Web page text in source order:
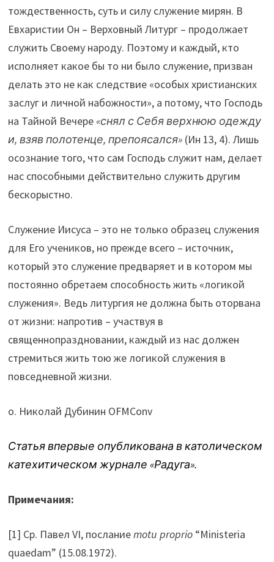
тождественность, суть и силу служение мирян. В
Евхаристии Он – Верховный Литург – продолжает
служить Своему народу. Поэтому и каждый, кто
исполняет какое бы то ни было служение, призван
делать это не как следствие «особых христианских
заслуг и личной набожности», а потому, что Господь
на Тайной Вечере«снял с Себя верхнюю одежду
и, взяв полотенце, препоясался» (Ин 13, 4). Лишь
осознание того, что сам Господь служит нам, делает
нас способными действительно служить другим
бескорыстно.
Служение Иисуса – это не только образец служения
для Его учеников, но прежде всего – источник,
который это служение предваряет и в котором мы
постоянно обретаем способность жить «логикой
служения». Ведь литургия не должна быть оторвана
от жизни: напротив – участвуя в
священнопраздновании, каждый из нас должен
стремиться жить тою же логикой служения в
повседневной жизни.
о. Николай Дубинин OFMConv
Статья впервые опубликована в католическом
катехитическом журнале «Радуга».
Примечания:
[1] Ср. Павел VI, посланиеmotu proprio “Ministeria
quaedam” (15.08.1972).